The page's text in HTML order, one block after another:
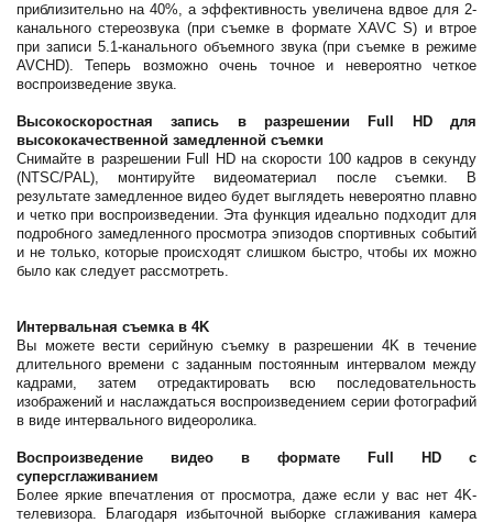
приблизительно на 40%, а эффективность увеличена вдвое для 2-
канального стереозвука (при съемке в формате XAVC S) и втрое
при записи 5.1-канального объемного звука (при съемке в режиме
AVCHD). Теперь возможно очень точное и невероятно четкое
воспроизведение звука.
Высокоскоростная запись в разрешении Full HD для
высококачественной замедленной съемки
Снимайте в разрешении Full HD на скорости 100 кадров в секунду
(NTSC/PAL), монтируйте видеоматериал после съемки. В
результате замедленное видео будет выглядеть невероятно плавно
и четко при воспроизведении. Эта функция идеально подходит для
подробного замедленного просмотра эпизодов спортивных событий
и не только, которые происходят слишком быстро, чтобы их можно
было как следует рассмотреть.
Интервальная съемка в 4K
Вы можете вести серийную съемку в разрешении 4K в течение
длительного времени с заданным постоянным интервалом между
кадрами, затем отредактировать всю последовательность
изображений и наслаждаться воспроизведением серии фотографий
в виде интервального видеоролика.
Воспроизведение видео в формате Full HD с
суперсглаживанием
Более яркие впечатления от просмотра, даже если у вас нет 4K-
телевизора. Благодаря избыточной выборке сглаживания камера